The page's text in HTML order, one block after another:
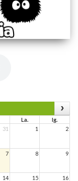
La.
Ig.
31 1 2
7 8 9
14 15 16